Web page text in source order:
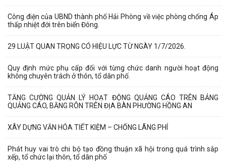
Công điện của UBND thành phố Hải Phòng về việc phòng chống Áp
thấp nhiệt đới trên biển Đông.
29 LUẬT QUAN TRỌNG CÓ HIỆU LỰC TỪ NGÀY 1/7/2026.
Quy định mức phụ cấp đối với từng chức danh người hoạt động
không chuyên trách ở thôn, tổ dân phố.
TĂNG CƯỜNG QUẢN LÝ HOẠT ĐỘNG QUẢNG CÁO TRÊN BẢNG
QUẢNG CÁO, BĂNG RÔN TRÊN ĐỊA BÀN PHƯỜNG HỒNG AN
XÂY DỰNG VĂN HÓA TIẾT KIỆM – CHỐNG LÃNG PHÍ
Phát huy vai trò chi bộ tạo đồng thuận xã hội trong quá trình sắp
xếp, tổ chức lại thôn, tổ dân phố